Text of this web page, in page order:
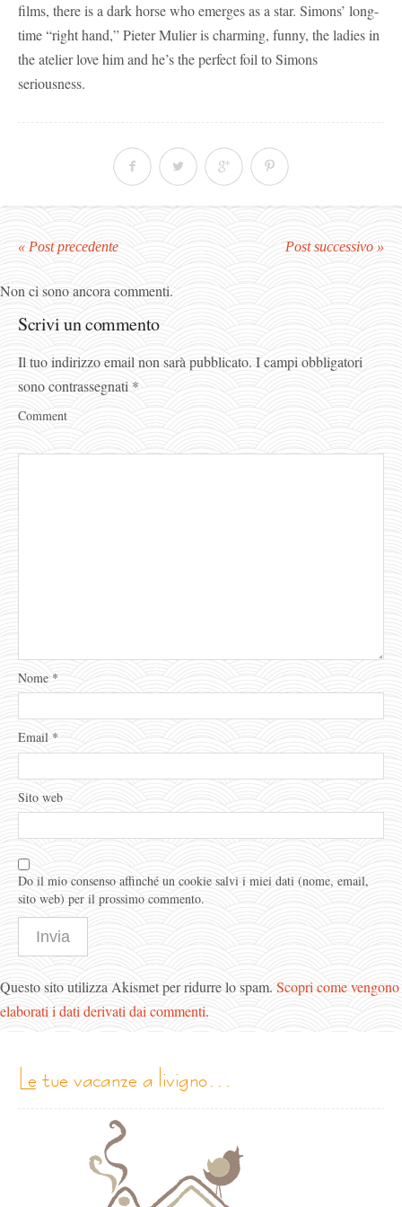
films, there is a dark horse who emerges as a star. Simons’ long-
time “right hand,” Pieter Mulier is charming, funny, the ladies in
the atelier love him and he’s the perfect foil to Simons
seriousness.
« Post precedente Post successivo »
Non ci sono ancora commenti.
Scrivi un commento
Il tuo indirizzo email non sarà pubblicato. I campi obbligatori
sono contrassegnati *
Comment
Nome *
Email *
Sito web
Do il mio consenso affinché un cookie salvi i miei dati (nome, email,
sito web) per il prossimo commento.
Questo sito utilizza Akismet per ridurre lo spam. Scopri come vengono
elaborati i dati derivati dai commenti.
le tue vacanze a livigno…